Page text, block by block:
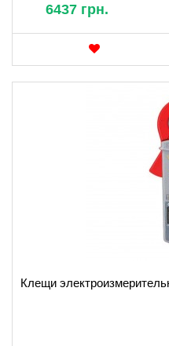
6437 грн.
Клещи